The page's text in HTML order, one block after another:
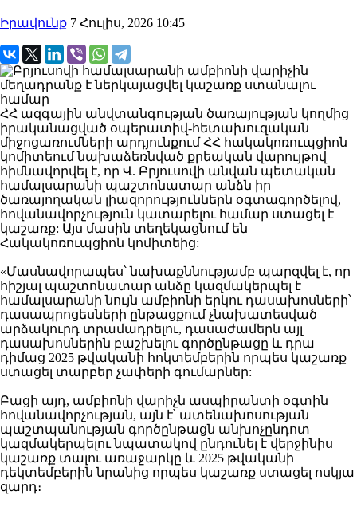
Իրավունք 7 Հուլիս, 2026 10:45
ՀՀ ազգային անվտանգության ծառայության կողմից
իրականացված օպերատիվ-հետախուզական
միջոցառումների արդյունքում ՀՀ հակակոռուպցիոն
կոմիտեում նախաձեռնված քրեական վարույթով
հիմնավորվել է, որ Վ. Բրյուսովի անվան պետական
համալսարանի պաշտոնատար անձն իր
ծառայողական լիազորություններն օգտագործելով,
հովանավորչություն կատարելու համար ստացել է
կաշառք: Այս մասին տեղեկացնում են
Հակակոռուպցիոն կոմիտեից:
«Մասնավորապես՝ նախաքննությամբ պարզվել է, որ
հիշյալ պաշտոնատար անձը կազմակերպել է
համալսարանի նույն ամբիոնի երկու դասախոսների՝
դասապրոցեսների ընթացքում չնախատեսված
արձակուրդ տրամադրելու, դասաժամերն այլ
դասախոսներին բաշխելու գործընթացը և դրա
դիմաց 2025 թվականի հոկտեմբերին որպես կաշառք
ստացել տարբեր չափերի գումարներ:
Բացի այդ, ամբիոնի վարիչն ասպիրանտի օգտին
հովանավորչության, այն է՝ ատենախոսության
պաշտպանության գործընթացն անխոչընդոտ
կազմակերպելու նպատակով ընդունել է վերջինիս
կաշառք տալու առաջարկը և 2025 թվականի
դեկտեմբերին նրանից որպես կաշառք ստացել ոսկյա
զարդ։